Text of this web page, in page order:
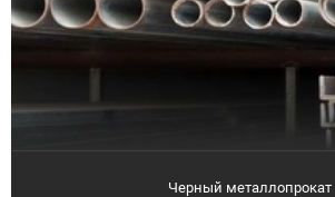
Черный металлопрокат